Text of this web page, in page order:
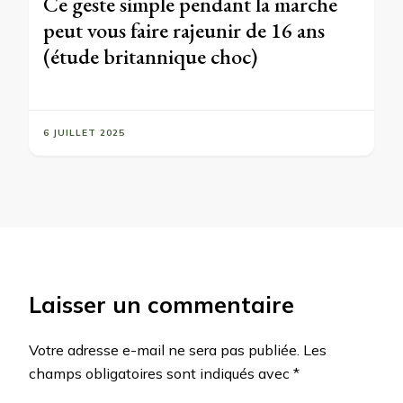
peut vous faire rajeunir de 16 ans
(étude britannique choc)
6 JUILLET 2025
Laisser un commentaire
Votre adresse e-mail ne sera pas publiée. Les
champs obligatoires sont indiqués avec *